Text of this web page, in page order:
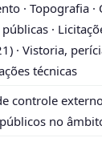
· Topografia
·
· Vistoria,
técnicas
controle
no